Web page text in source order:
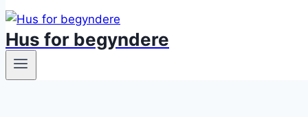
Hus for begyndere